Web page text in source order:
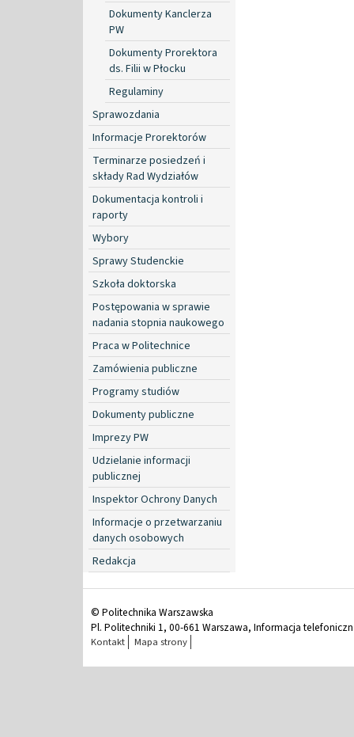
Dokumenty Kanclerza
PW
Dokumenty Prorektora
ds. Filii w Płocku
Regulaminy
Sprawozdania
Informacje Prorektorów
Terminarze posiedzeń i
składy Rad Wydziałów
Dokumentacja kontroli i
raporty
Wybory
Sprawy Studenckie
Szkoła doktorska
Postępowania w sprawie
nadania stopnia naukowego
Praca w Politechnice
Zamówienia publiczne
Programy studiów
Dokumenty publiczne
Imprezy PW
Udzielanie informacji
publicznej
Inspektor Ochrony Danych
Informacje o przetwarzaniu
danych osobowych
Redakcja
© Politechnika Warszawska
Pl. Politechniki 1, 00-661 Warszawa, Informacja
Kontakt Mapa strony